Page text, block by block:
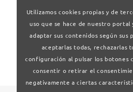
Bases legales
Utilizamos cookies propias y de
uso que se hace de nuestro
adaptar sus contenidos según sus
aceptarlas todas, rechazarlas
configuración al pulsar los botones
consentir o retirar el
negativamente a ciertas